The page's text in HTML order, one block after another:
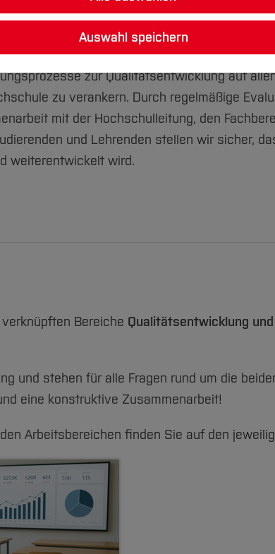
und Verbesserung der Qualität in
Unser Ziel ist es, optimale
zur Qualitätsentwicklung auf
zu verankern. Durch regelmäßige
mit der Hochschulleitung, den
und Lehrenden stellen wir sicher,
weiterentwickelt wird.
Bereiche Qualitätsentwicklung
und stehen für alle Fragen rund um die
eine konstruktive Zusammenarbeit!
Arbeitsbereichen finden Sie auf den
Auswahl speichern